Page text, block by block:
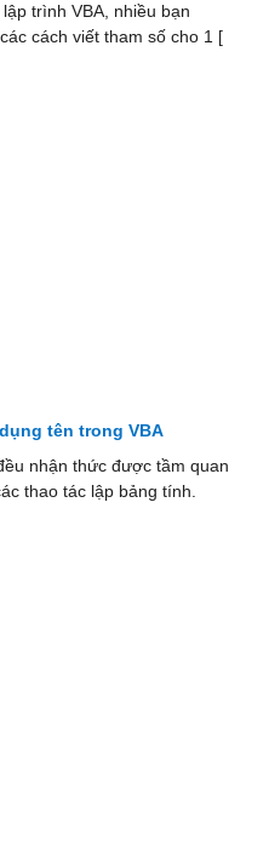
trình VBA, nhiều bạn
cách viết tham số cho 1 [
tên trong VBA
nhận thức được tầm quan
thao tác lập bảng tính.